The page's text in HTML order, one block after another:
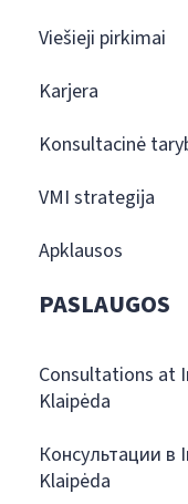
Viešieji pirkimai
Karjera
Konsultacinė
VMI strategija
Apklausos
PASLAUGOS
Consultations at
Klaipėda
Консультации в
Klaipėda